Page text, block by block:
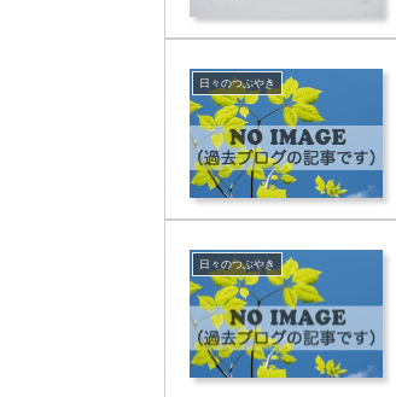
日々のつぶやき
日々のつぶやき